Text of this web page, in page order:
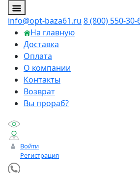
info@opt-baza61.ru 8 (800) 550-30-
На главную
Доставка
Оплата
О компании
Контакты
Возврат
Вы прораб?
Войти
Регистрация